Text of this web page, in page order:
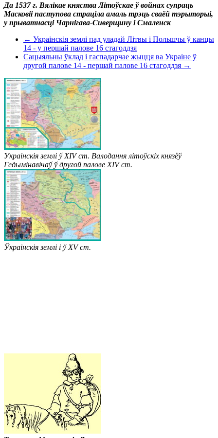
Да 1537 г. Вялікае княства Літоўскае ў войнах супраць
Масковіі паступова страціла амаль трэць сваёй тэрыторыі,
у прыватнасці Чарнігава-Сиверщину і Смаленск
← Украінскія землі пад уладай Літвы і Польшчы ў канцы
14 - у першай палове 16 стагоддзя
Сацыяльны ўклад і гаспадарчае жыцця ва Украіне ў
другой палове 14 - першай палове 16 стагоддзя →
Украінскія землі ў XIV ст. Валодання літоўскіх князёў
Гедымінавічаў ў другой палове XIV ст.
Ўкраінскія землі і ў XV ст.